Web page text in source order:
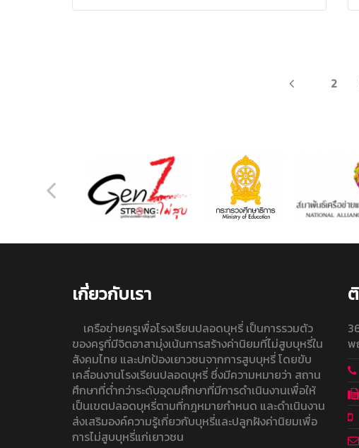
PREV 2
เกี่ยวกับเรา
เครือข่ายครูเพื่อโรงเรียนปลอดบุหรี่ เป็นการรวมตัว
ของครูที่มีจิตอาสามุ่งเน้นการสร้างค่านิยมที่ไม่สูบบุหรี่ใน
สังคมไทย และปกป้องเยาวชนจากการสูบบุหรี่ โดยขับ
เคลื่อนงานโรงเรียนปลอดบุหรี่ ซึ่งมีความหมายว่า สถาน
ศึกษาที่ต่ำกว่าระดับอุดมศึกษาที่มีการดำเนินงานเพื่อให้
เป็นเขตปลอดบุหรี่ตามที่กฎหมายกำหนด และดำเนินงาน
ส่งเสริมองค์ความรู้เกี่ยวกับบุหรี่และปลูกฝังค่านิยมเพื่อ
การไม่สูบบุหรี่แก่เยาวชน
พ